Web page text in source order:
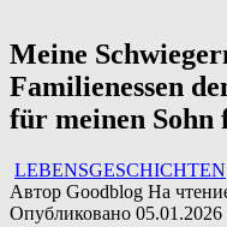
Meine
Familienessen
für meinen Sohn
LEBENSGESCHICHTEN
Автор Goodblog На
Опубликовано 05.01.2026